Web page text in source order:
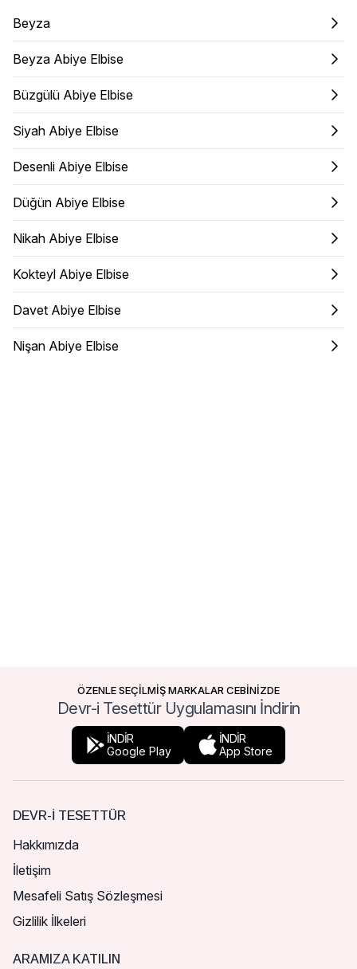
Beyza
Beyza Abiye Elbise
Büzgülü Abiye Elbise
Siyah Abiye Elbise
Desenli Abiye Elbise
Düğün Abiye Elbise
Nikah Abiye Elbise
Kokteyl Abiye Elbise
Davet Abiye Elbise
Nişan Abiye Elbise
ÖZENLE SEÇİLMİŞ MARKALAR CEBİNİZDE
Devr-i Tesettür Uygulamasını İndirin
İNDİR
Google Play
İNDİR
App Store
DEVR-I TESETTÜR
Hakkımızda
İletişim
Mesafeli Satış Sözleşmesi
Gizlilik İlkeleri
ARAMIZA KATILIN